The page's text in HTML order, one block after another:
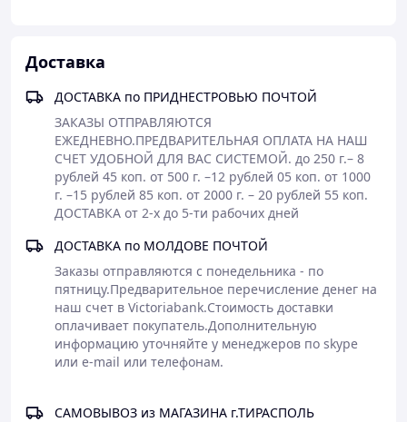
Доставка
ДОСТАВКА по ПРИДНЕСТРОВЬЮ ПОЧТОЙ
ЗАКАЗЫ ОТПРАВЛЯЮТСЯ
ЕЖЕДНЕВНО.ПРЕДВАРИТЕЛЬНАЯ ОПЛАТА НА НАШ
СЧЕТ УДОБНОЙ ДЛЯ ВАС СИСТЕМОЙ. до 250 г.– 8
рублей 45 коп. от 500 г. –12 рублей 05 коп. от 1000
г. –15 рублей 85 коп. от 2000 г. – 20 рублей 55 коп.
ДОСТАВКА от 2-х до 5-ти рабочих дней
ДОСТАВКА по МОЛДОВЕ ПОЧТОЙ
Заказы отправляются с понедельника - по
пятницу.Предварительное перечисление денег на
наш счет в Victoriabank.Стоимость доставки
оплачивает покупатель.Дополнительную
информацию уточняйте у менеджеров по skype
САМОВЫВОЗ из МАГАЗИНА г.ТИРАСПОЛЬ